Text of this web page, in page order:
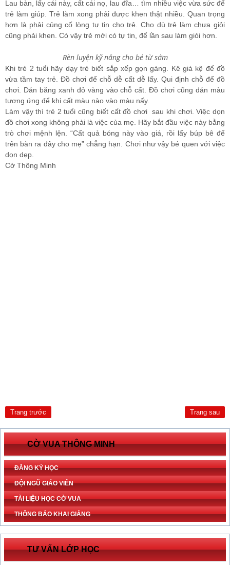
Lau bàn, lấy cái này, cất cái nọ, lau đĩa… tìm nhiều việc vừa sức để
trẻ làm giúp. Trẻ làm xong phải được khen thật nhiều. Quan trọng
hơn là phải củng cố lòng tự tin cho trẻ. Cho dù trẻ làm chưa giỏi
cũng phải khen. Có vậy trẻ mới có tự tin, để lần sau làm giỏi hơn.
Rèn luyện kỹ năng cho bé từ sớm
Khi trẻ 2 tuổi hãy dạy trẻ biết sắp xếp gọn gàng. Kê giá kệ để đồ
vừa tầm tay trẻ. Đồ chơi để chỗ dễ cất dễ lấy. Qui định chỗ để đồ
chơi. Dán băng xanh đỏ vàng vào chỗ cất. Đồ chơi cũng dán màu
tương ứng để khi cất màu nào vào màu nấy.
Làm vậy thì trẻ 2 tuổi cũng biết cất đồ chơi sau khi chơi. Việc dọn
đồ chơi xong không phải là việc của mẹ. Hãy bắt đầu việc này bằng
trò chơi mệnh lện. “Cất quả bóng này vào giá, rồi lấy búp bê để
trên bàn ra đây cho mẹ” chẳng hạn. Chơi như vậy bé quen với việc
dọn dẹp.
Cờ Thông Minh
Trang trước Trang sau
CỜ VUA THÔNG MINH
ĐĂNG KÝ HỌC
ĐỘI NGŨ GIÁO VIÊN
TÀI LIỆU HỌC CỜ VUA
THÔNG BÁO KHAI GIẢNG
TƯ VẤN LỚP HỌC